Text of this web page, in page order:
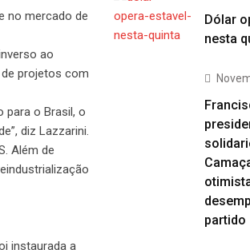
no mercado de
ao
projetos com
para o Brasil, o
diz Lazzarini.
Além de
instaurada a
Dólar
nesta
partido